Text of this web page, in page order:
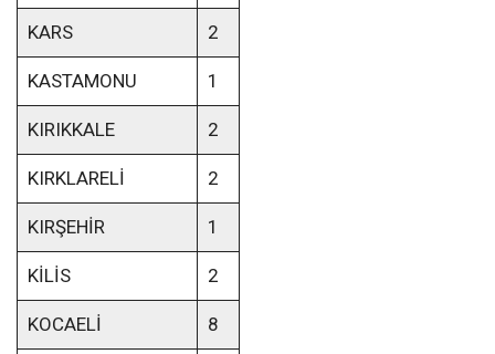
KARS 2
KASTAMONU 1
KIRIKKALE 2
KIRKLARELİ 2
KIRŞEHİR 1
KİLİS 2
KOCAELİ 8